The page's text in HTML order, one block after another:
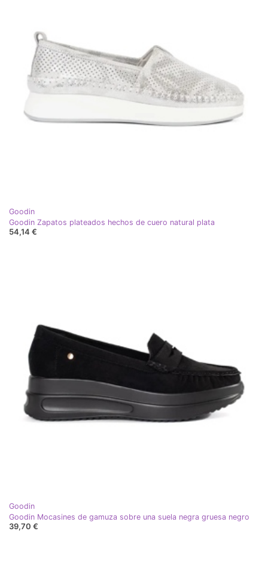
Goodin
Goodin Zapatos plateados hechos de cuero natural plata
54,14 €
Goodin
Goodin Mocasines de gamuza sobre una suela negra gruesa negro
39,70 €